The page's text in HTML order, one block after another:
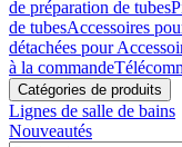
de préparation de tubes
de tubesAccessoires
détachées pour
à la commande
Catégories de produits
Lignes de salle de bains
Nouveautés